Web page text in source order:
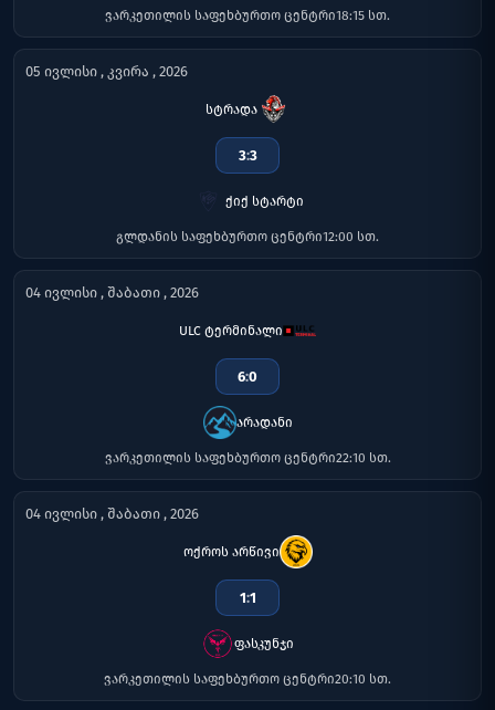
ვარკეთილის საფეხბურთო ცენტრი18:15 სთ.
05 ივლისი , კვირა , 2026
სტრადა
3:3
ქიქ სტარტი
გლდანის საფეხბურთო ცენტრი12:00 სთ.
04 ივლისი , შაბათი , 2026
ULC ტერმინალი
6:0
არადანი
ვარკეთილის საფეხბურთო ცენტრი22:10 სთ.
04 ივლისი , შაბათი , 2026
ოქროს არწივი
1:1
ფასკუნჯი
ვარკეთილის საფეხბურთო ცენტრი20:10 სთ.